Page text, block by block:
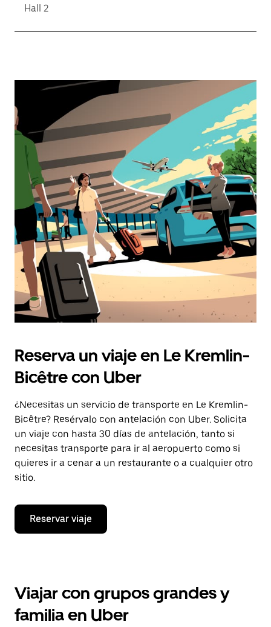
Hall 2
Reserva un viaje en Le Kremlin-
Bicêtre con Uber
¿Necesitas un servicio de transporte en Le Kremlin-
Bicêtre? Resérvalo con antelación con Uber. Solicita
un viaje con hasta 30 días de antelación, tanto si
necesitas transporte para ir al aeropuerto como si
quieres ir a cenar a un restaurante o a cualquier otro
sitio.
Reservar viaje
Viajar con grupos grandes y
familia en Uber